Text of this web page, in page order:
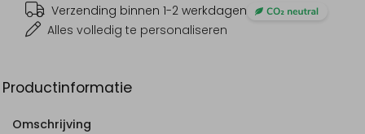
Verzending binnen 1-2 werkdagen
Alles volledig te personaliseren
Productinformatie
Omschrijving